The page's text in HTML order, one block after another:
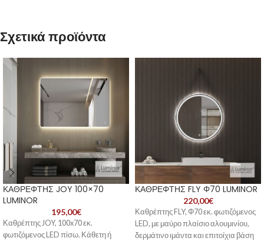
Σχετικά προϊόντα
ΚΑΘΡΕΦΤΗΣ JOY 100×70
LUMINOR
195,00€
Καθρέπτης JOY, 100x70 εκ.
φωτιζόμενος LED πίσω. Κάθετη ή
ΚΑΘΡΕΦΤΗΣ FLY Φ70 LUMINOR
220,00€
Καθρέπτης FLY, Φ70 εκ. φωτιζόμενος
LED, με μαύρο πλαίσιο αλουμινίου,
δερμάτινο ιμάντα και επιτοίχια βάση